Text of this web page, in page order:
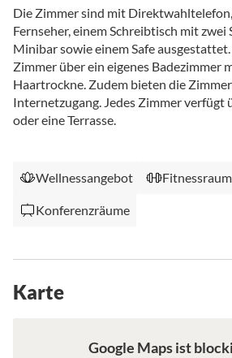
Die Zimmer sind mit
Fernseher, einem Schreibtisch mit zwei
Minibar sowie einem Safe
Zimmer über ein eigenes Badezimmer
Haartrockne. Zudem bieten die
Internetzugang. Jedes Zimmer verfügt
oder eine Terrasse.
Wellnessangebot Fitnessraum
Konferenzräume
Karte
Satellit
Google Maps ist